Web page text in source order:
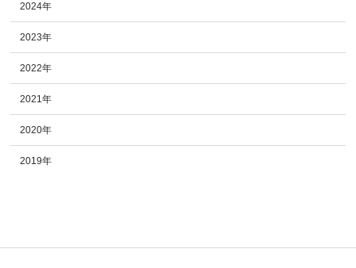
2024年
2023年
2022年
2021年
2020年
2019年